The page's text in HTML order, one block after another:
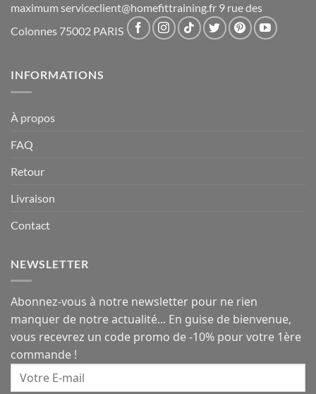
maximum serviceclient@homefittraining.fr 9 rue des
Colonnes 75002 PARIS
INFORMATIONS
À propos
FAQ
Retour
Livraison
Contact
NEWSLETTER
Abonnez-vous à notre newsletter pour ne rien
manquer de notre actualité... En guise de bienvenue,
vous recevrez un code promo de -10% pour votre 1ère
commande !